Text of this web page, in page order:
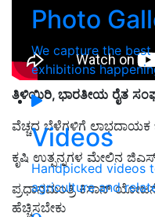
Photo
We capture the
exhibitions
Videos
Handpicked videos
agriculture and
ತಿಳಿಯಿರಿ, ಭಾರತೀಯ ರೈತ
ವೆಚ್ಚದ ಬೆಳೆಗಳಿಗೆ ಲಾಭದಾಯಕ
ಕೃಷಿ ಉತ್ಪನ್ನಗಳ ಮೇಲಿನ
ಪ್ರಧಾನಮಂತ್ರಿ ಕಿಸಾನ್
ಹೆಚ್ಚಿಸಬೇಕು